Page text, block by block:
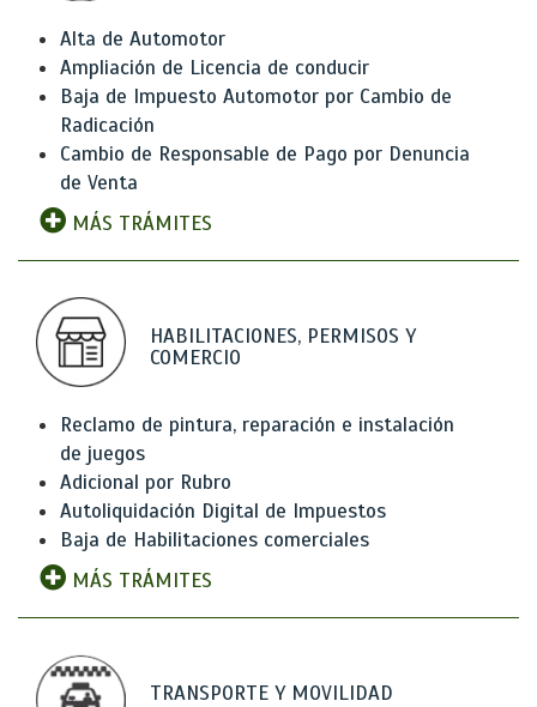
Alta de Automotor
Ampliación de Licencia de conducir
Baja de Impuesto Automotor por Cambio de
Radicación
Cambio de Responsable de Pago por Denuncia
de Venta
MÁS TRÁMITES
HABILITACIONES, PERMISOS Y
COMERCIO
Reclamo de pintura, reparación e instalación
de juegos
Adicional por Rubro
Autoliquidación Digital de Impuestos
Baja de Habilitaciones comerciales
MÁS TRÁMITES
TRANSPORTE Y MOVILIDAD